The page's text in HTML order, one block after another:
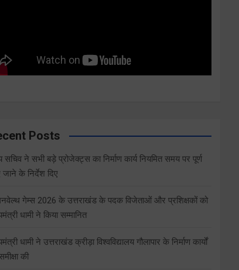
Posts
सचिव ने सभी बड़े प्रोजेक्ट्स का निर्माण कार्य नियमित समय पर पूर्ण
जाने के निर्देश दिए
गेम्स 2026 के उत्तराखंड के पदक विजेताओं और प्रशिक्षकों को
धामी ने किया सम्मानित
धामी ने उत्तराखंड क्रीड़ा विश्वविद्यालय गौलापार के निर्माण कार्यों
की